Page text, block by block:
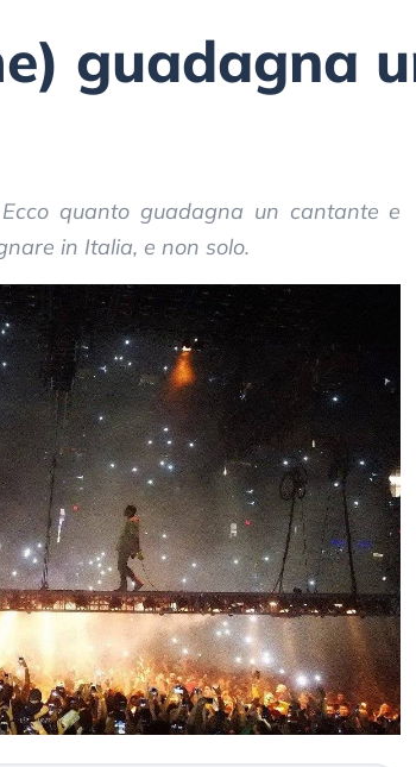
guadagna
quanto guadagna un cantante e
in Italia, e non solo.
«La mia vita è rovinata». Investitori
in preda al panico dopo lo scoppio
della bolla AI